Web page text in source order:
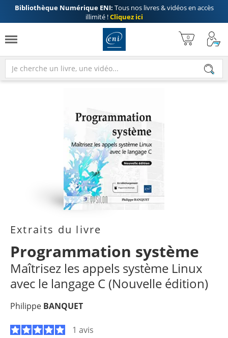
Bibliothèque Numérique ENI: Tous nos livres & vidéos en accès
illimité !Cliquez ici
Extraits du livre
Programmation système
Maîtrisez les appels système Linux
avec le langage C (Nouvelle édition)
Philippe BANQUET
1 avis